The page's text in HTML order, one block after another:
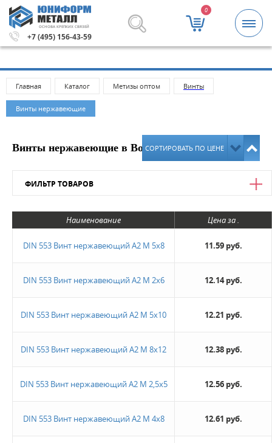
ОСНОВА КРЕПКИХ СВЯЗЕЙ
+7 (495) 156-43-59
0
рублей.Метизы и крепежные изделия оптом.
Главная Каталог Метизы оптом Винты
Винты нержавеющие
Винты нержавеющие в ВоронежеСОРТИРОВАТЬ ПО ЦЕНЕ
ФИЛЬТР ТОВАРОВ
Цена
Не нашли ничего подходящего?
Наименование Цена за .
DIN 553 Винт нержавеющий А2 М 5х8 11.59 руб.
DIN 553 Винт нержавеющий А2 М 2х6 12.14 руб.
DIN 553 Винт нержавеющий А2 М 5х10 12.21 руб.
DIN 553 Винт нержавеющий А2 М 8х12 12.38 руб.
DIN 553 Винт нержавеющий А2 М 2,5х5 12.56 руб.
DIN 553 Винт нержавеющий А2 М 4х8 12.61 руб.